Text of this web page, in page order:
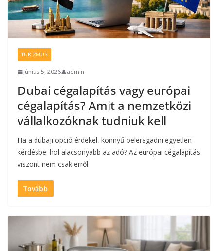
TURIZMUS
június 5, 2026 admin
Dubai cégalapítás vagy európai
cégalapítás? Amit a nemzetközi
vállalkozóknak tudniuk kell
Ha a dubaji opció érdekel, könnyű beleragadni egyetlen
kérdésbe: hol alacsonyabb az adó? Az európai cégalapítás
viszont nem csak erről
Tovább